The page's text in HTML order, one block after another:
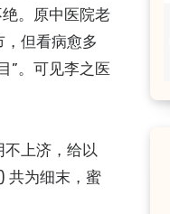
。原中医院老
但看病愈多
”。可见李之医
上济，给以
共为细末，蜜